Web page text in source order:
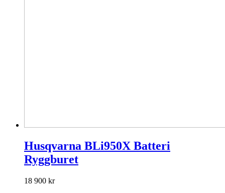
Husqvarna BLi950X Batteri
Ryggburet
18 900 kr